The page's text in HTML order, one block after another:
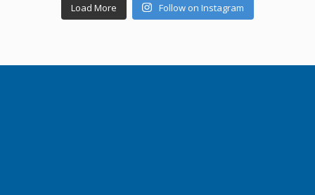
Load More Follow on Instagram